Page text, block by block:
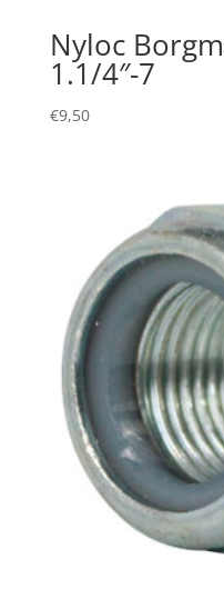
Nyloc
1.1/4″-7
€9,50